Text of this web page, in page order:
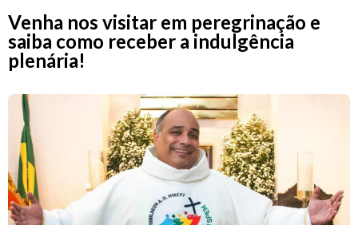
Venha nos visitar em peregrinação e
saiba como receber a indulgência
plenária!